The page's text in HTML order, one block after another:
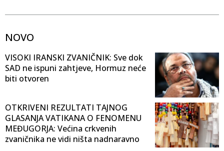
NOVO
VISOKI IRANSKI ZVANIČNIK: Sve dok
SAD ne ispuni zahtjeve, Hormuz neće
biti otvoren
OTKRIVENI REZULTATI TAJNOG
GLASANJA VATIKANA O FENOMENU
MEĐUGORJA: Većina crkvenih
zvaničnika ne vidi ništa nadnaravno